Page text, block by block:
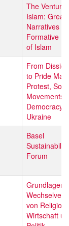
The Venture
Islam: Great
Narratives
Formative
of Islam
From
to Pride
Protest,
Movements,
Democracy
Ukraine
Basel
Sustainability
Forum
Grundlagen
von Religion,
Wirtschaft